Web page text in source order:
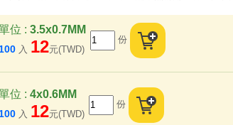
位 : 3.5x0.7MM
入 12元(TWD)
份
位 : 4x0.6MM
入 12元(TWD)
份